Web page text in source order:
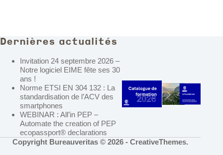
Dernières actualités
Invitation 24 septembre 2026 –
Notre logiciel EIME fête ses 30
ans !
Norme ETSI EN 304 132 : La
standardisation de l’ACV des
smartphones
WEBINAR : All’in PEP –
Automate the creation of PEP
ecopassport® declarations
Copyright Bureauveritas © 2026 -CreativeThemes.